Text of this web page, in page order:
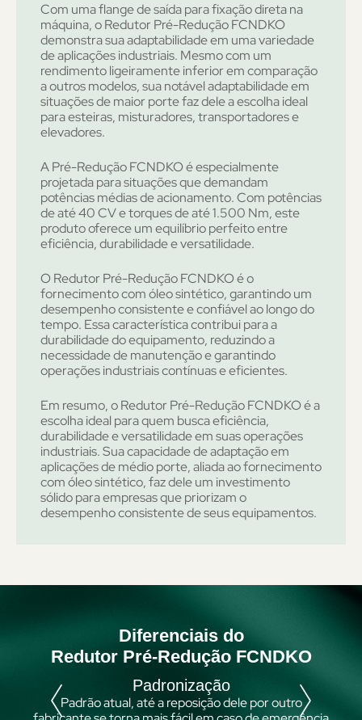
Com uma flange de saída para fixação direta na
máquina, o Redutor Pré-Redução FCNDKO
demonstra sua adaptabilidade em uma variedade
de aplicações industriais. Mesmo com um
rendimento ligeiramente inferior em comparação
a outros modelos, sua notável adaptabilidade em
situações de maior porte faz dele a escolha ideal
para esteiras, misturadores, transportadores e
elevadores.
A Pré-Redução FCNDKO é especialmente
projetada para situações que demandam
potências médias de acionamento. Com potências
de até 40 CV e torques de até 1.500 Nm, este
produto oferece um equilíbrio perfeito entre
eficiência, durabilidade e versatilidade.
O Redutor Pré-Redução FCNDKO é o
fornecimento com óleo sintético, garantindo um
desempenho consistente e confiável ao longo do
tempo. Essa característica contribui para a
durabilidade do equipamento, reduzindo a
necessidade de manutenção e garantindo
operações industriais contínuas e eficientes.
Em resumo, o Redutor Pré-Redução FCNDKO é a
escolha ideal para quem busca eficiência,
durabilidade e versatilidade em suas operações
industriais. Sua capacidade de adaptação em
aplicações de médio porte, aliada ao fornecimento
com óleo sintético, faz dele um investimento
sólido para empresas que priorizam o
desempenho consistente de seus equipamentos.
Diferenciais do
Redutor Pré-Redução FCNDKO
Padronização
Padrão atual, até a reposição dele por outro